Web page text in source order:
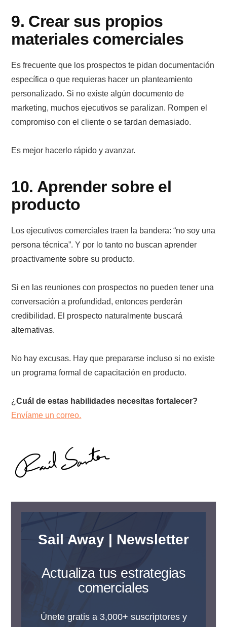
9. Crear sus propios
materiales comerciales
Es frecuente que los prospectos te pidan documentación
específica o que requieras hacer un planteamiento
personalizado. Si no existe algún documento de
marketing, muchos ejecutivos se paralizan. Rompen el
compromiso con el cliente o se tardan demasiado.
Es mejor hacerlo rápido y avanzar.
10. Aprender sobre el
producto
Los ejecutivos comerciales traen la bandera: “no soy una
persona técnica”. Y por lo tanto no buscan aprender
proactivamente sobre su producto.
Si en las reuniones con prospectos no pueden tener una
conversación a profundidad, entonces perderán
credibilidad. El prospecto naturalmente buscará
alternativas.
No hay excusas. Hay que prepararse incluso si no existe
un programa formal de capacitación en producto.
¿Cuál de estas habilidades necesitas fortalecer?
Envíame un correo.
Sail Away | Newsletter
Actualiza tus estrategias
comerciales
Únete gratis a 3,000+ suscriptores y